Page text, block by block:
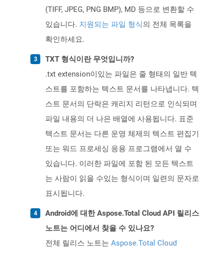
(TIFF, JPEG, PNG BMP), MD 등으로 변환할 수
있습니다. 지원되는 파일 형식의 전체 목록을
확인하세요.
TXT 형식이란 무엇입니까?
.txt extension이있는 파일은 줄 형태의 일반 텍
스트를 포함하는 텍스트 문서를 나타냅니다. 텍
스트 문서의 단락은 캐리지 리턴으로 인식되며
파일 내용의 더 나은 배열에 사용됩니다. 표준
텍스트 문서는 다른 운영 체제의 텍스트 편집기
또는 워드 프로세싱 응용 프로그램에서 열 수
있습니다. 이러한 파일에 포함 된 모든 텍스트
는 사람이 읽을 수있는 형식이며 일련의 문자로
표시됩니다.
Android에 대한 Aspose.Total Cloud API 릴리스
노트는 어디에서 찾을 수 있나요?
전체 릴리스 노트는 Aspose.Total Cloud